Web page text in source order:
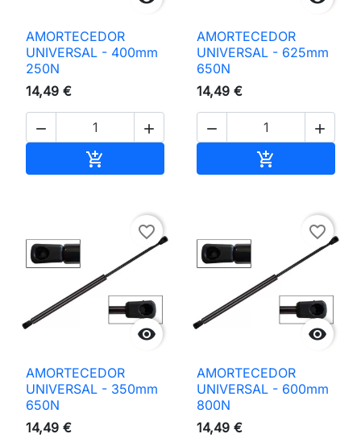
AMORTECEDOR
UNIVERSAL - 400mm
250N
14,49 €
 

AMORTECEDOR
UNIVERSAL - 625mm
650N
14,49 €
 


favorite_border
AMORTECEDOR
UNIVERSAL - 350mm
650N
14,49 €

favorite_border
AMORTECEDOR
UNIVERSAL - 600mm
800N
14,49 €